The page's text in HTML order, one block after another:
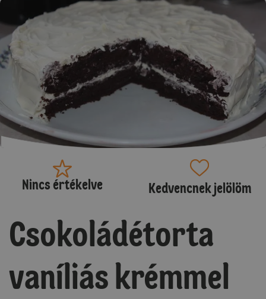
Nincs értékelve Kedvencnek jelölöm
Csokoládétorta
vaníliás krémmel